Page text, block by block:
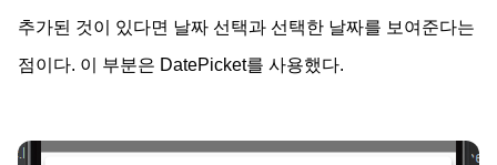
추가된 것이 있다면 날짜 선택과 선택한 날짜를 보여준다는
점이다. 이 부분은 DatePicket를 사용했다.